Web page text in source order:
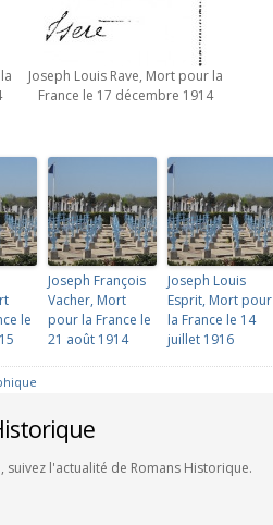
Joseph Louis Rave, Mort pour la
France le 17 décembre 1914
le
Joseph François
Vacher, Mort
pour la France le
21 août 1914
Joseph Louis
Esprit, Mort pour
la France le 14
juillet 1916
suivez l'actualité de Romans Historique.